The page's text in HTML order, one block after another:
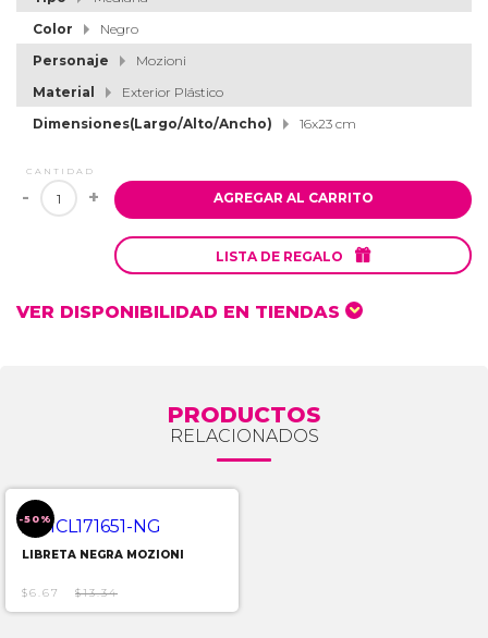
Color
Negro
Personaje
Mozioni
Material
Exterior Plástico
Dimensiones(Largo/Alto/Ancho)
16x23 cm
CANTIDAD
- + AGREGAR AL CARRITO
LISTA DE REGALO 
VER DISPONIBILIDAD EN TIENDAS
PRODUCTOS
RELACIONADOS
-50%
LIBRETA NEGRA MOZIONI
$6.67 $13.34